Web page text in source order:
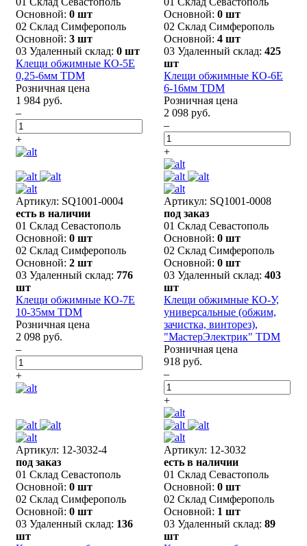
Основной: 0 шт
02 Склад Симферополь
Основной: 3 шт
03 Удаленный склад: 0 шт
Клещи обжимные КО-5Е
0,25-6мм TDM
Розничная цена
1 984 руб.
–
+
Основной: 0 шт
02 Склад Симферополь
Основной: 4 шт
03 Удаленный склад: 425
шт
Клещи обжимные КО-6Е
6-16мм TDM
Розничная цена
2 098 руб.
–
+
Артикул: SQ1001-0004
есть в наличии
01 Склад Севастополь
Основной: 0 шт
02 Склад Симферополь
Основной: 2 шт
03 Удаленный склад: 776
шт
Клещи обжимные КО-7E
10-35мм TDM
Розничная цена
2 098 руб.
–
+
Артикул: SQ1001-0008
под заказ
01 Склад Севастополь
Основной: 0 шт
02 Склад Симферополь
Основной: 0 шт
03 Удаленный склад: 403
шт
Клещи обжимные КО-У,
универсальные (обжим,
зачистка, винторез),
"МастерЭлектрик" TDM
Розничная цена
918 руб.
–
+
Артикул: 12-3032-4
под заказ
01 Склад Севастополь
Основной: 0 шт
02 Склад Симферополь
Основной: 0 шт
03 Удаленный склад: 136
шт
Артикул: 12-3032
есть в наличии
01 Склад Севастополь
Основной: 0 шт
02 Склад Симферополь
Основной: 1 шт
03 Удаленный склад: 89
шт